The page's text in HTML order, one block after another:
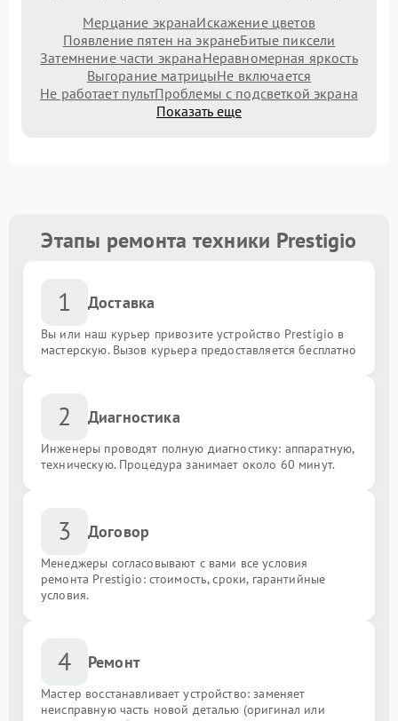
Мерцание экранаИскажение цветов
Появление пятен на экранеБитые пиксели
Затемнение части экранаНеравномерная яркость
Выгорание матрицыНе включается
Не работает пультПроблемы с подсветкой экрана
Показать еще
Этапы ремонта техники Prestigio
1 Доставка
Вы или наш курьер привозите устройство Prestigio в
мастерскую. Вызов курьера предоставляется бесплатно
2 Диагностика
Инженеры проводят полную диагностику: аппаратную,
техническую. Процедура занимает около 60 минут.
3 Договор
Менеджеры согласовывают с вами все условия
ремонта Prestigio: стоимость, сроки, гарантийные
условия.
4 Ремонт
Мастер восстанавливает устройство: заменяет
неисправную часть новой деталью (оригинал или